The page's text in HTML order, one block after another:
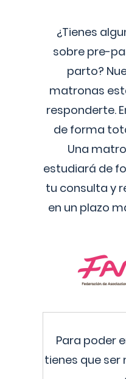
¿Tienes
sobre pre-
parto?
matronas
responderte.
de forma
Una
estudiará de
tu consulta y
en un plazo
Para poder
tienes que ser